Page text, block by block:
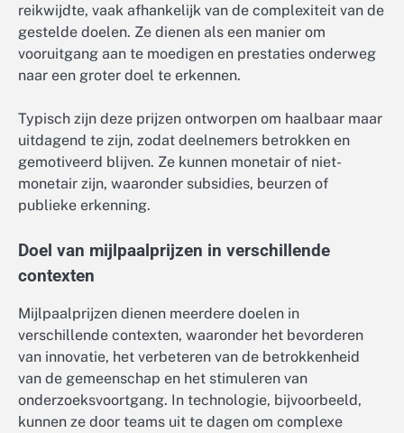
reikwijdte, vaak afhankelijk van de complexiteit van de
gestelde doelen. Ze dienen als een manier om
vooruitgang aan te moedigen en prestaties onderweg
naar een groter doel te erkennen.
Typisch zijn deze prijzen ontworpen om haalbaar maar
uitdagend te zijn, zodat deelnemers betrokken en
gemotiveerd blijven. Ze kunnen monetair of niet-
monetair zijn, waaronder subsidies, beurzen of
publieke erkenning.
Doel van mijlpaalprijzen in verschillende
contexten
Mijlpaalprijzen dienen meerdere doelen in
verschillende contexten, waaronder het bevorderen
van innovatie, het verbeteren van de betrokkenheid
van de gemeenschap en het stimuleren van
onderzoeksvoortgang. In technologie, bijvoorbeeld,
kunnen ze door teams uit te dagen om complexe